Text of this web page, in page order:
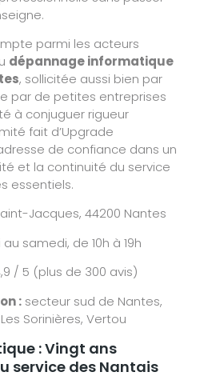
parmi les acteurs
dépannage informatique
, sollicitée aussi bien par
par de petites entreprises
à conjuguer rigueur
fait d’Upgrade
de confiance dans un
et la continuité du service
essentiels.
Jacques, 44200 Nantes
samedi, de 10h à 19h
/ 5 (plus de 300 avis)
: secteur sud de Nantes,
Sorinières, Vertou
: Vingt ans
service des Nantais